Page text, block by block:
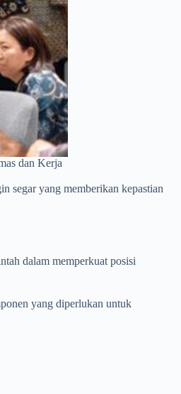
dan Kerja
segar yang memberikan kepastian
dalam memperkuat posisi
yang diperlukan untuk